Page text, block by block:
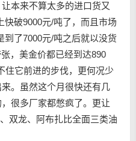
本来不算太多的进口货又
快破9000元/吨了，而且市场
到了7000元/吨之后就以没货
，美金价都已经到达890
住它前进的步伐，更何况少
。虽然这个月很快还有几
很多厂家都憋疯了。更让
双龙、阿布扎比全面三类油